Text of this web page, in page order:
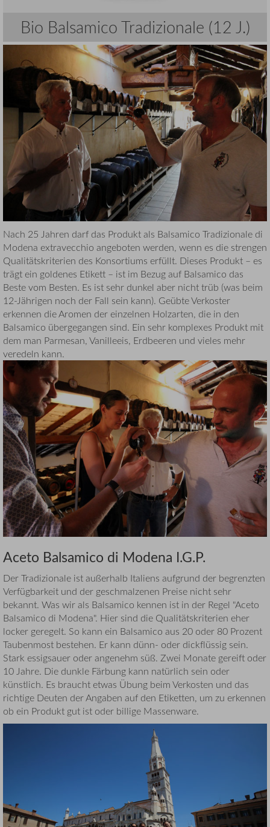
Bio Balsamico Tradizionale (12 J.)
Nach 25 Jahren darf das Produkt als Balsamico Tradizionale di
Modena extravecchio angeboten werden, wenn es die strengen
Qualitätskriterien des Konsortiums erfüllt. Dieses Produkt – es
trägt ein goldenes Etikett – ist im Bezug auf Balsamico das
Beste vom Besten. Es ist sehr dunkel aber nicht trüb (was beim
12-Jährigen noch der Fall sein kann). Geübte Verkoster
erkennen die Aromen der einzelnen Holzarten, die in den
Balsamico übergegangen sind. Ein sehr komplexes Produkt mit
dem man Parmesan, Vanilleeis, Erdbeeren und vieles mehr
veredeln kann.
Aceto Balsamico di Modena I.G.P.
Der Tradizionale ist außerhalb Italiens aufgrund der begrenzten
Verfügbarkeit und der geschmalzenen Preise nicht sehr
bekannt. Was wir als Balsamico kennen ist in der Regel "Aceto
Balsamico di Modena". Hier sind die Qualitätskriterien eher
locker geregelt. So kann ein Balsamico aus 20 oder 80 Prozent
Taubenmost bestehen. Er kann dünn- oder dickflüssig sein.
Stark essigsauer oder angenehm süß. Zwei Monate gereift oder
10 Jahre. Die dunkle Färbung kann natürlich sein oder
künstlich. Es braucht etwas Übung beim Verkosten und das
richtige Deuten der Angaben auf den Etiketten, um zu erkennen
ob ein Produkt gut ist oder billige Massenware.